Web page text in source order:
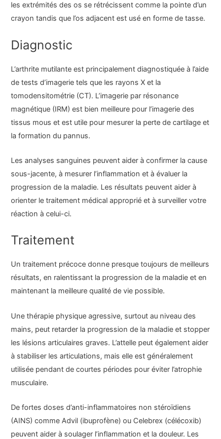
les extrémités des os se rétrécissent comme la pointe d’un
crayon tandis que l’os adjacent est usé en forme de tasse.
Diagnostic
L’arthrite mutilante est principalement diagnostiquée à l’aide
de tests d’imagerie tels que les rayons X et la
tomodensitométrie (CT). L’imagerie par résonance
magnétique (IRM) est bien meilleure pour l’imagerie des
tissus mous et est utile pour mesurer la perte de cartilage et
la formation du pannus.
Les analyses sanguines peuvent aider à confirmer la cause
sous-jacente, à mesurer l’inflammation et à évaluer la
progression de la maladie. Les résultats peuvent aider à
orienter le traitement médical approprié et à surveiller votre
réaction à celui-ci.
Traitement
Un traitement précoce donne presque toujours de meilleurs
résultats, en ralentissant la progression de la maladie et en
maintenant la meilleure qualité de vie possible.
Une thérapie physique agressive, surtout au niveau des
mains, peut retarder la progression de la maladie et stopper
les lésions articulaires graves. L’attelle peut également aider
à stabiliser les articulations, mais elle est généralement
utilisée pendant de courtes périodes pour éviter l’atrophie
musculaire.
De fortes doses d’anti-inflammatoires non stéroïdiens
(AINS) comme Advil (ibuprofène) ou Celebrex (célécoxib)
peuvent aider à soulager l’inflammation et la douleur. Les